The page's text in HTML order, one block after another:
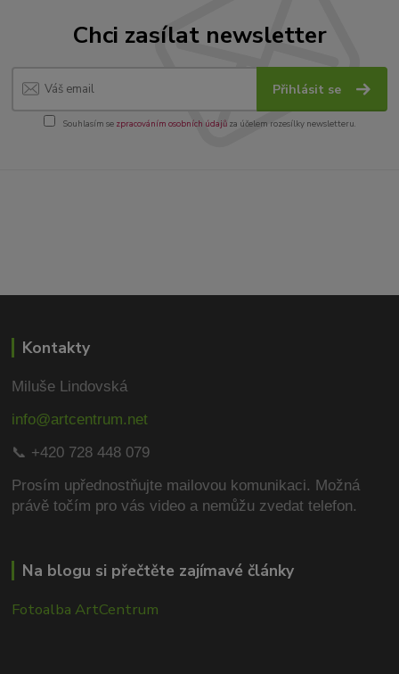
Chci zasílat newsletter
Přihlásit se
Souhlasím se zpracováním osobních údajůza účelem rozesílky newsletteru.
Kontakty
Miluše Lindovská
info@artcentrum.net
📞 +420 728 448 079
Prosím upřednostňujte mailovou komunikaci. Možná
právě točím pro vás video a nemůžu zvedat telefon.
Na blogu si přečtěte zajímavé články
Fotoalba ArtCentrum